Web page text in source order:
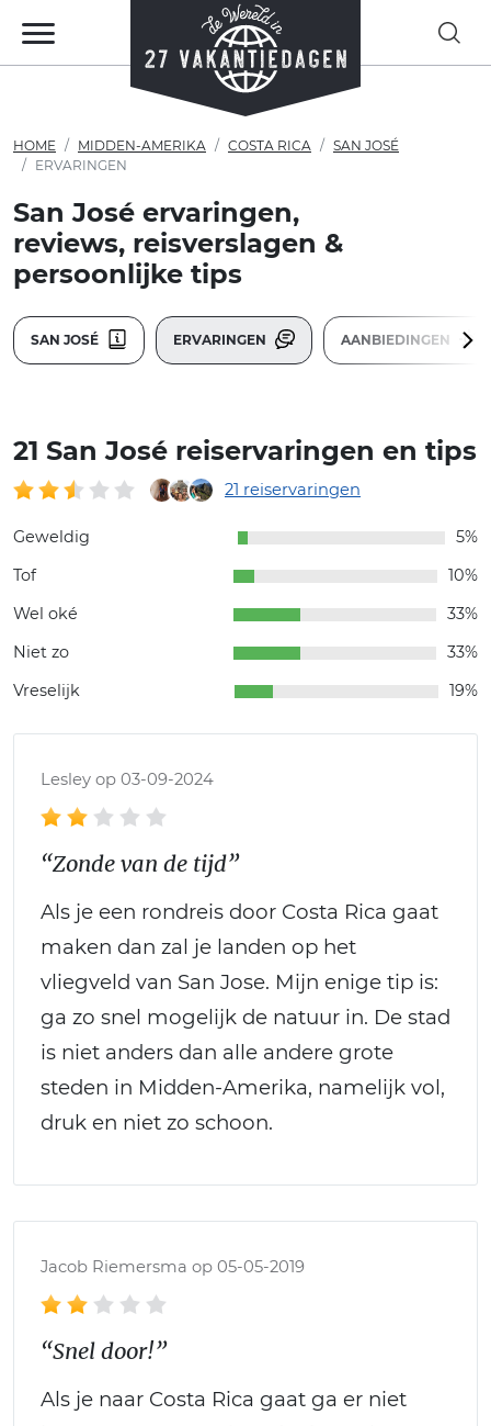
HOME MIDDEN-AMERIKA COSTA RICA
SAN JOSÉ
ERVARINGEN
San José ervaringen,
reviews, reisverslagen &
persoonlijke tips
SAN JOSÉ ERVARINGEN AANBIEDINGEN
21 San José reiservaringen en tips
21 reiservaringen
Geweldig
5%
Tof
10%
Wel oké
33%
Niet zo
33%
Vreselijk
19%
Lesley op 03-09-2024
“Zonde van de tijd”
Als je een rondreis door Costa Rica gaat
maken dan zal je landen op het
vliegveld van San Jose. Mijn enige tip is:
ga zo snel mogelijk de natuur in. De stad
is niet anders dan alle andere grote
steden in Midden-Amerika, namelijk vol,
druk en niet zo schoon.
Jacob Riemersma op 05-05-2019
“Snel door!”
Als je naar Costa Rica gaat ga er niet